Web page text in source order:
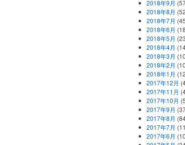
2018年9月
2018年8月
2018年7月
2018年6月
2018年5月
2018年4月
2018年3月
2018年2月
2018年1月
2017年12月
2017年11月
2017年10月
2017年9月
2017年8月
2017年7月
2017年6月